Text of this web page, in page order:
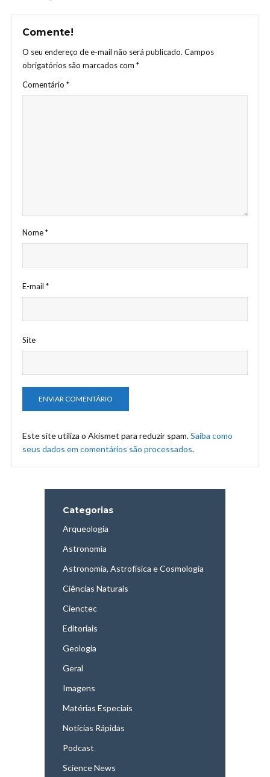
Comente!
O seu endereço de e-mail não será publicado. Campos
obrigatórios são marcados com *
Comentário *
Nome*
E-mail *
Site
Este site utiliza o Akismet para reduzir spam.Saiba como
seus dados em comentários são processados.
Categorias
Arqueologia
Astronomia
Astronomia, Astrofísica e Cosmologia
Ciências Naturais
Cienctec
Editoriais
Geologia
Geral
Imagens
Matérias Especiais
Notícias Rápidas
Podcast
Science News